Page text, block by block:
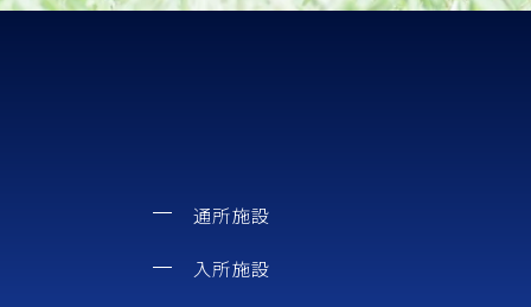
通所施設
入所施設